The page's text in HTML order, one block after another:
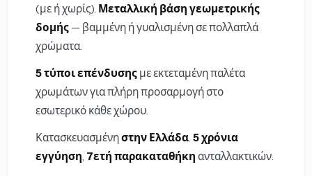
(με ή χωρίς). Μεταλλική βάση γεωμετρικής
δομής — βαμμένη ή γυαλισμένη σε πολλαπλά
χρώματα.
5 τύποι επένδυσης με εκτεταμένη παλέτα
χρωμάτων για πλήρη προσαρμογή στο
εσωτερικό κάθε χώρου.
Κατασκευασμένηστην Ελλάδα .5 χρόνια
εγγύηση 7ετή παρακαταθήκη ανταλλακτικών.